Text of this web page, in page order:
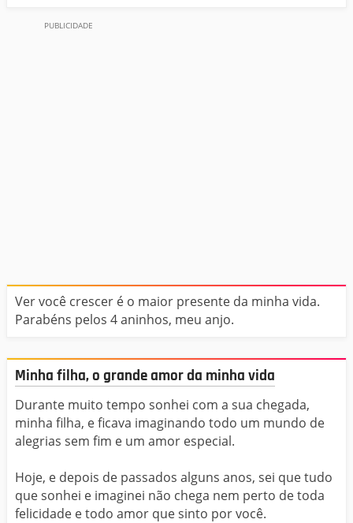
Ver você crescer é o maior presente da minha vida.
Parabéns pelos 4 aninhos, meu anjo.
Minha filha, o grande amor da minha vida
Durante muito tempo sonhei com a sua chegada,
minha filha, e ficava imaginando todo um mundo de
alegrias sem fim e um amor especial.
Hoje, e depois de passados alguns anos, sei que tudo
que sonhei e imaginei não chega nem perto de toda
felicidade e todo amor que sinto por você.